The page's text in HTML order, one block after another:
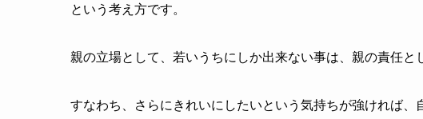
という考え方です。
親の立場として、若いうちにしか出来ない事は、親の責任と
すなわち、さらにきれいにしたいという気持ちが強ければ